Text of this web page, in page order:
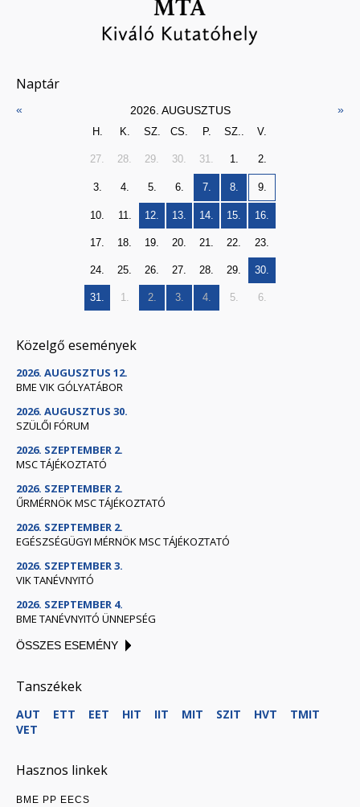
Naptár
« 2026. AUGUSZTUS »
H. K. SZ. CS. P. SZ.. V.
27. 28. 29. 30. 31. 1. 2.
3. 4. 5. 6. 7. 8. 9.
10. 11. 12. 13. 14. 15. 16.
17. 18. 19. 20. 21. 22. 23.
24. 25. 26. 27. 28. 29. 30.
31. 1. 2. 3. 4. 5. 6.
Közelgő események
2026. AUGUSZTUS 12.
BME VIK GÓLYATÁBOR
2026. AUGUSZTUS 30.
SZÜLŐI FÓRUM
2026. SZEPTEMBER 2.
MSC TÁJÉKOZTATÓ
2026. SZEPTEMBER 2.
ŰRMÉRNÖK MSC TÁJÉKOZTATÓ
2026. SZEPTEMBER 2.
EGÉSZSÉGÜGYI MÉRNÖK MSC TÁJÉKOZTATÓ
2026. SZEPTEMBER 3.
VIK TANÉVNYITÓ
2026. SZEPTEMBER 4.
BME TANÉVNYITÓ ÜNNEPSÉG
ÖSSZES ESEMÉNY
Tanszékek
AUT ETT EET HIT IIT MIT SZIT HVT
TMIT
VET
Hasznos linkek
BME PP EECS